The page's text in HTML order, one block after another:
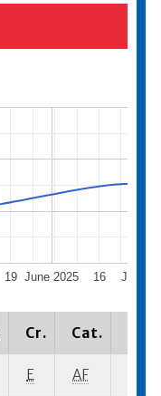
June 2025 July
19 16
Cr. Cat.
E AF